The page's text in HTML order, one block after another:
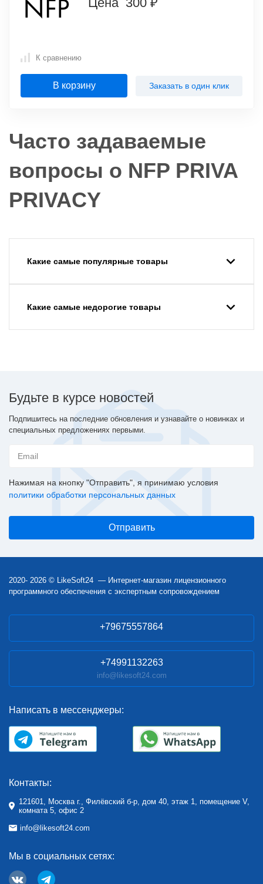
К сравнению
В корзину Заказать в один клик
Часто задаваемые
вопросы о NFP PRIVA
PRIVACY
Какие самые популярные товары
Какие самые недорогие товары
Будьте в курсе новостей
Подпишитесь на последние обновления и узнавайте о новинках и
специальных предложениях первыми.
Нажимая на кнопку "Отправить", я принимаю условия
политики обработки персональных данных
2020- 2026 © LikeSoft24 — Интернет-магазин лицензионного
программного обеспечения с экспертным сопровождением
+79675557864
+74991132263
info@likesoft24.com
Написать в мессенджеры:
Контакты:
121601, Москва г., Филёвский б-р, дом 40, этаж 1, помещение V,
комната 5, офис 2
info@likesoft24.com
Мы в социальных сетях: